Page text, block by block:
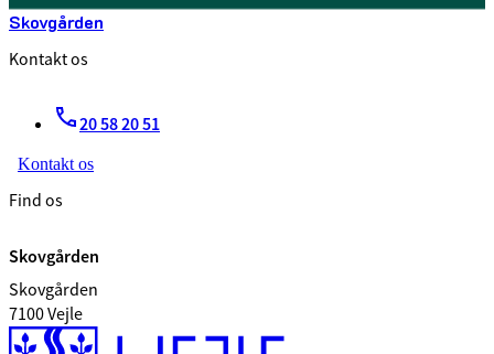
Skovgården
Kontakt os
20 58 20 51
Kontakt os
Find os
Skovgården
Skovgården
7100 Vejle